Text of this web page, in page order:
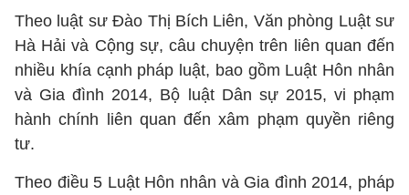
Theo luật sư Đào Thị Bích Liên, Văn phòng Luật sư
Hà Hải và Cộng sự, câu chuyện trên liên quan đến
nhiều khía cạnh pháp luật, bao gồm Luật Hôn nhân
và Gia đình 2014, Bộ luật Dân sự 2015, vi phạm
hành chính liên quan đến xâm phạm quyền riêng
tư.
Theo điều 5 Luật Hôn nhân và Gia đình 2014, pháp